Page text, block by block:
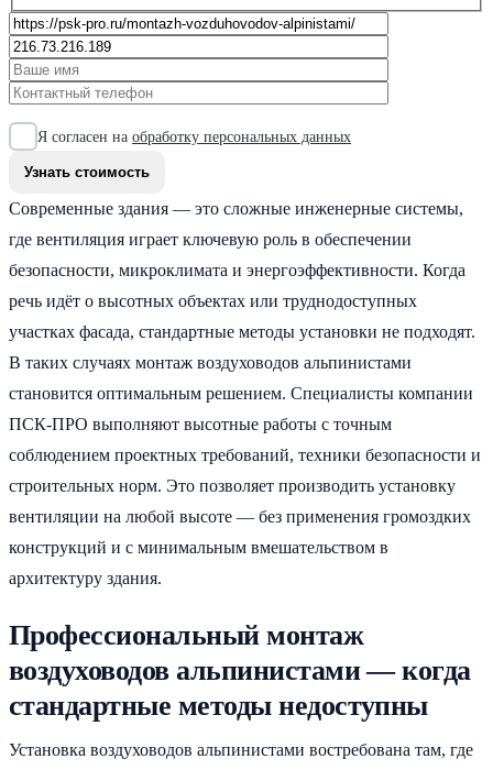
Я согласен на обработку персональных данных
Современные здания — это сложные инженерные системы,
где вентиляция играет ключевую роль в обеспечении
безопасности, микроклимата и энергоэффективности. Когда
речь идёт о высотных объектах или труднодоступных
участках фасада, стандартные методы установки не подходят.
В таких случаях монтаж воздуховодов альпинистами
становится оптимальным решением. Специалисты компании
ПСК-ПРО выполняют высотные работы с точным
соблюдением проектных требований, техники безопасности и
строительных норм. Это позволяет производить установку
вентиляции на любой высоте — без применения громоздких
конструкций и с минимальным вмешательством в
архитектуру здания.
Профессиональный монтаж
воздуховодов альпинистами — когда
стандартные методы недоступны
Установка воздуховодов альпинистами востребована там, где